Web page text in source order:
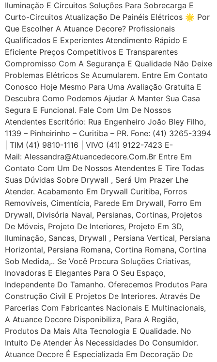
Iluminação E Circuitos Soluções Para Sobrecarga E
Curto-Circuitos Atualização De Painéis Elétricos 🌟 Por
Que Escolher A Atuance Decore? Profissionais
Qualificados E Experientes Atendimento Rápido E
Eficiente Preços Competitivos E Transparentes
Compromisso Com A Segurança E Qualidade Não Deixe
Problemas Elétricos Se Acumularem. Entre Em Contato
Conosco Hoje Mesmo Para Uma Avaliação Gratuita E
Descubra Como Podemos Ajudar A Manter Sua Casa
Segura E Funcional. Fale Com Um De Nossos
Atendentes Escritório: Rua Engenheiro João Bley Filho,
1139 – Pinheirinho – Curitiba – PR. Fone: (41) 3265-3394
| TIM (41) 9810-1116 | VIVO (41) 9122-7423 E-
Mail: Alessandra@atuancedecore.com.br Entre Em
Contato Com Um De Nossos Atendentes E Tire Todas
Suas Dúvidas Sobre Drywall ‎, Será Um Prazer Lhe
Atender. Acabamento Em Drywall Curitiba, Forros
Removíveis, Cimentícia, Parede Em Drywall, Forro Em
Drywall, Divisória Naval, Persianas, Cortinas, Projetos
De Móveis, Projeto De Interiores, Projeto Em 3D,
Iluminação, Sancas, Drywall , Persiana Vertical, Persiana
Horizontal, Persiana Romana, Cortina Romana, Cortina
Sob Medida,.. Se Você Procura Soluções Criativas,
Inovadoras E Elegantes Para O Seu Espaço,
Independente Do Tamanho. Oferecemos Produtos Para
Construção Civil E Projetos De Interiores. Através De
Parcerias Com Fabricantes Nacionais E Multinacionais,
A Atuance Decore Disponibiliza, Para A Região,
Produtos Da Mais Alta Tecnologia E Qualidade. No
Intuito De Atender Às Necessidades Do Consumidor.
Atuance Decore É Especializada Em Decoração De